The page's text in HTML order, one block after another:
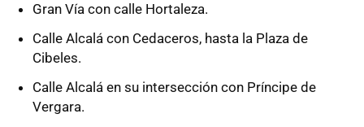
Gran Vía con calle Hortaleza.
Calle Alcalá con Cedaceros, hasta la Plaza de
Cibeles.
Calle Alcalá en su intersección con Príncipe de
Vergara.